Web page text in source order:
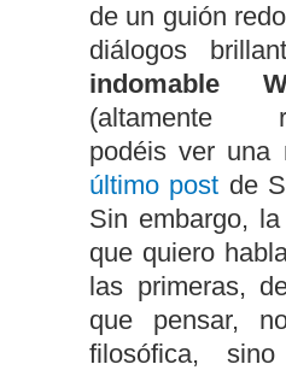
de un guión
diálogos
indomable
(altamente
podéis ver una
último post de
Sin embargo,
que quiero
las primeras,
que pensar,
filosófica, sino